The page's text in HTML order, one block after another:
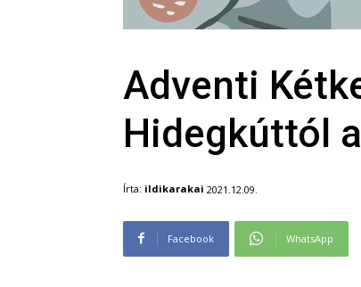
Adventi
Hidegkúttól
Írta: ildikarakai 2021.12.09.
Facebook WhatsApp